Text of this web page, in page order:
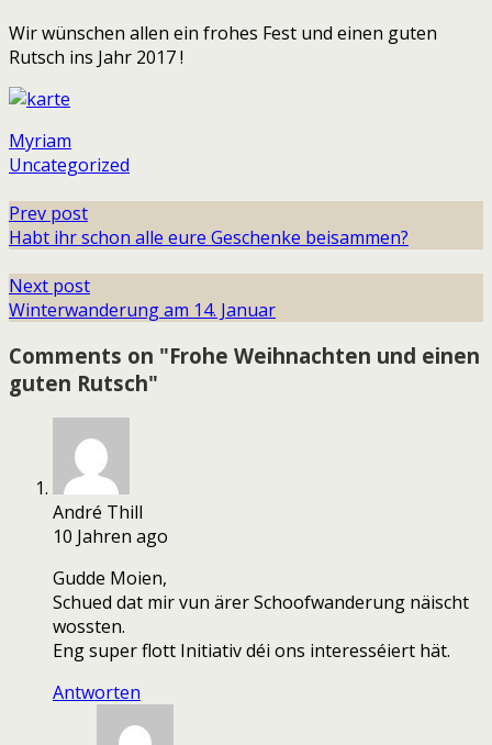
Wir wünschen allen ein frohes Fest und einen guten
Rutsch ins Jahr 2017 !
Myriam
Uncategorized
Prev post
Habt ihr schon alle eure Geschenke beisammen?
Next post
Winterwanderung am 14. Januar
Comments on "Frohe Weihnachten und einen
guten Rutsch"
André Thill
10 Jahren ago
Gudde Moien,
Schued dat mir vun ärer Schoofwanderung näischt
wossten.
Eng super flott Initiativ déi ons interesséiert hät.
Antworten